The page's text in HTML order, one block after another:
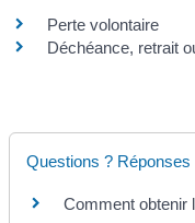
Perte volontaire
Déchéance, retrait
Questions ? Réponses
Comment obtenir